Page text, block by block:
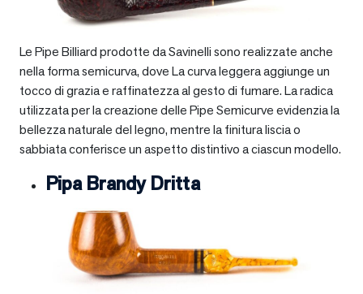
Le Pipe Billiard prodotte da Savinelli sono realizzate anche
nella forma semicurva, dove La curva leggera aggiunge un
tocco di grazia e raffinatezza al gesto di fumare. La radica
utilizzata per la creazione delle Pipe Semicurve evidenzia la
bellezza naturale del legno, mentre la finitura liscia o
sabbiata conferisce un aspetto distintivo a ciascun modello.
Pipa Brandy Dritta